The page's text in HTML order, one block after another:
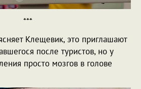
***
Клещевик, это приглашают
после туристов, но у
просто мозгов в голове